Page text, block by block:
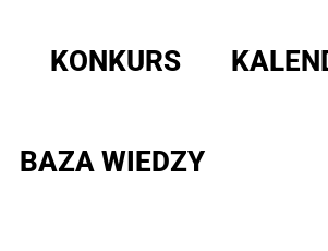
KONKURS
BAZA WIEDZY